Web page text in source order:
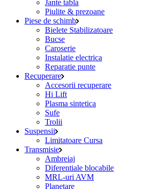
Jante tabla
Piulite & prezoane
Piese de schimb
Bielete Stabilizatoare
Bucse
Caroserie
Instalatie electrica
Reparatie punte
Recuperare
Accesorii recuperare
Hi Lift
Plasma sintetica
Sufe
Trolii
Suspensii
Limitatoare Cursa
Transmisie
Ambreiaj
Diferentiale blocabile
MRL-uri AVM
Planetare